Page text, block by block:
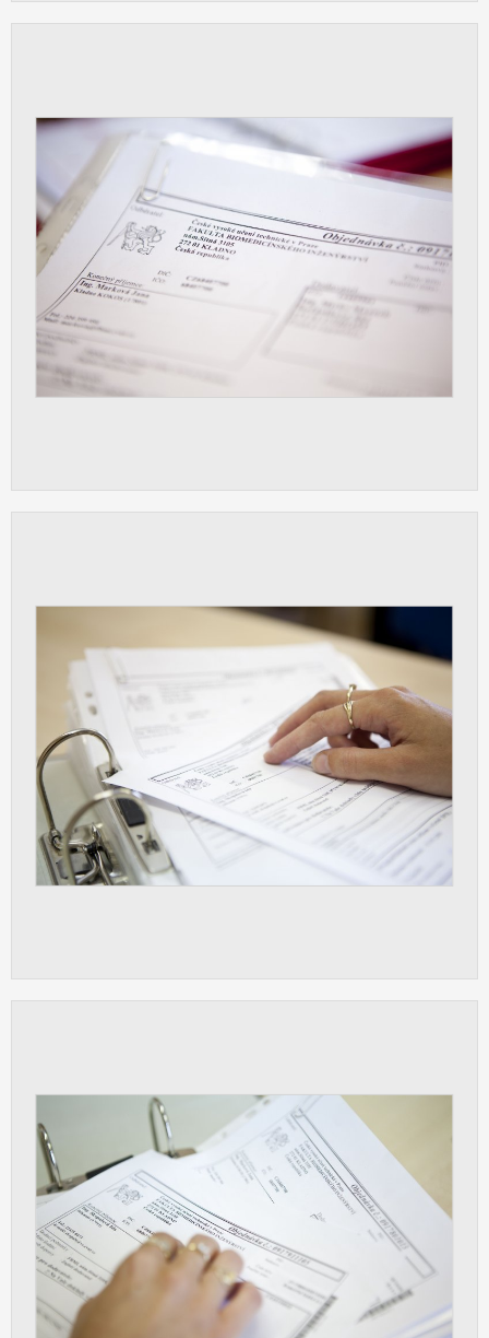
Využívané za účelem zobrazení
pomáhají.
OSTATNÍ
Cookies, které aplikace nedokáže zařadit.
Naším cílem je, aby tato kategorie
zůstala prázdná a všechny cookies byly
přiřazeny do některé z kategorií
uvedených výše.